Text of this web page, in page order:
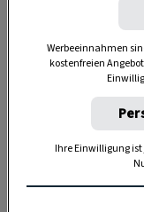
Werbeeinnahmen
kostenfreien
Ihre Einwilligung